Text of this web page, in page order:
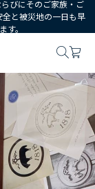
びにそのご家族・ご
と被災地の一日も早
す。